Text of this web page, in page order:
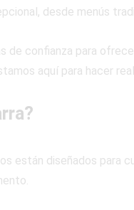
desde menús
de confianza para
aquí para hacer
están diseñados para